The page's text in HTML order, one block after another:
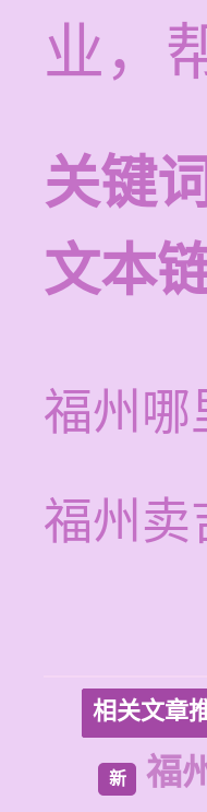
业，
关键词
文本
福州哪
福州卖
相关文章
新 福